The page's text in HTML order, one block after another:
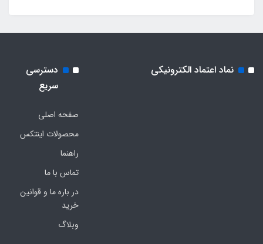
نماد اعتماد الکترونیکی
دسترسی
سریع
صفحه اصلی
محصولات اینتکس
راهنما
تماس با ما
در باره ما و قوانین
خرید
وبلاگ